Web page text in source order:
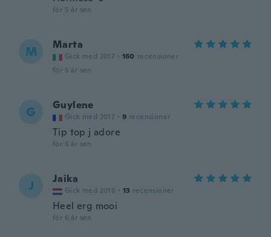
för 5 år sen
M Marta
Gick med 2017 · 160 recensioner
för 5 år sen
G Guylene
Gick med 2017 · 9 recensioner
Tip top j adore
för 6 år sen
J Jaika
Gick med 2016 · 13 recensioner
Heel erg mooi
för 6 år sen